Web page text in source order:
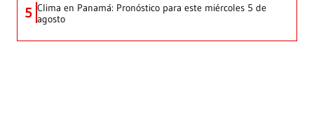
5 Clima en Panamá: Pronóstico para este miércoles 5 de
agosto